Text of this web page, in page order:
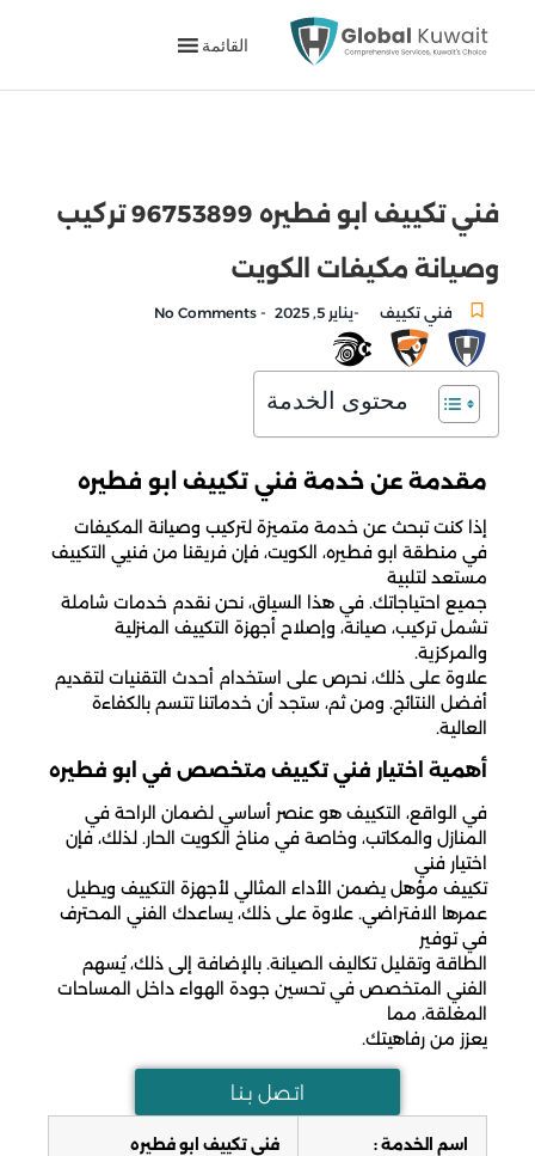
القائمة
فني تكييف ابو فطيره 96753899 تركيب
وصيانة مكيفات الكويت
فني تكييف -يناير 5, 2025 -
محتوى الخدمة
مقدمة عن خدمة فني تكييف ابو فطيره
إذا كنت تبحث عن خدمة متميزة لتركيب وصيانة المكيفات
في منطقة ابو فطيره، الكويت، فإن فريقنا من فنيي التكييف
مستعد لتلبية
جميع احتياجاتك. في هذا السياق، نحن نقدم خدمات شاملة
تشمل تركيب، صيانة، وإصلاح أجهزة التكييف المنزلية
والمركزية.
علاوة على ذلك، نحرص على استخدام أحدث التقنيات لتقديم
أفضل النتائج. ومن ثم، ستجد أن خدماتنا تتسم بالكفاءة
العالية.
أهمية اختيار فني تكييف متخصص في ابو فطيره
في الواقع، التكييف هو عنصر أساسي لضمان الراحة في
المنازل والمكاتب، وخاصة في مناخ الكويت الحار. لذلك، فإن
اختيار فني
تكييف مؤهل يضمن الأداء المثالي لأجهزة التكييف ويطيل
عمرها الافتراضي. علاوة على ذلك، يساعدك الفني المحترف
في توفير
الطاقة وتقليل تكاليف الصيانة. بالإضافة إلى ذلك، يُسهم
الفني المتخصص في تحسين جودة الهواء داخل المساحات
المغلقة، مما
يعزز من رفاهيتك.
اتـصل بـنـا
اسم الخدمة : فني تكييف ابو فطيره